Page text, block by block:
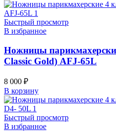
Быстрый просмотр
В избранное
Ножницы
Classic Gold) AFJ-65L
8 000 ₽
В корзину
Быстрый просмотр
В избранное